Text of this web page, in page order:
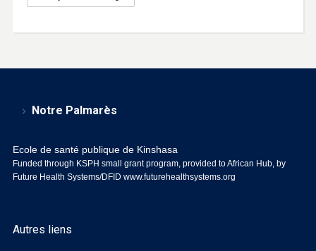
Notre Palmarès
Ecole de santé publique de Kinshasa
Funded through KSPH small grant program, provided to African Hub, by
Future Health Systems/DFID www.futurehealthsystems.org
Autres liens